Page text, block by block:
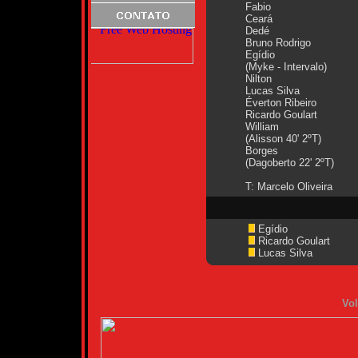
Fabio
Ceará
Dedé
Bruno Rodrigo
Egídio
(Myke - Intervalo)
Nilton
Lucas Silva
Éverton Ribeiro
Ricardo Goulart
William
(Alisson 40' 2ºT)
Borges
(Dagoberto 22' 2ºT)
T: Marcelo Oliveira
Egídio
Ricardo Goulart
Lucas Silva